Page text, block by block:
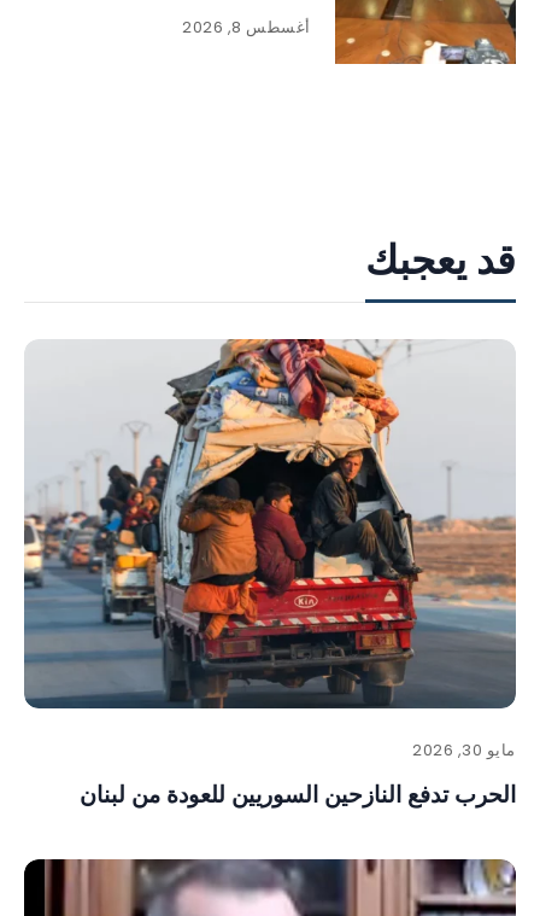
أغسطس 8, 2026
قد يعجبك
مايو 30, 2026
الحرب تدفع النازحين السوريين للعودة من لبنان